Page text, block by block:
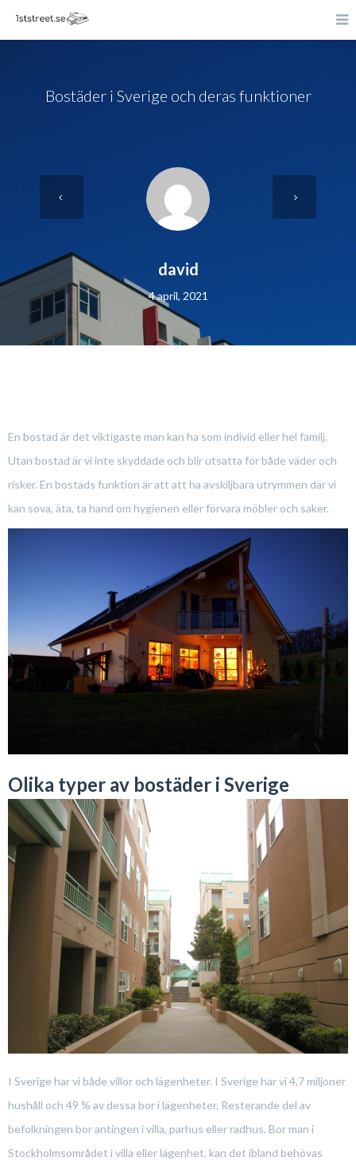
Bostäder i Sverige och deras funktioner
david
4 april, 2021
En bostad är det viktigaste man kan ha som individ eller hel familj.
Utan bostad är vi inte skyddade och blir utsatta för både väder och
risker. En bostads funktion är att att ha avskiljbara utrymmen där vi
kan sova, äta, ta hand om hygienen eller förvara möbler och saker.
Olika typer av bostäder i Sverige
I Sverige har vi både villor och lägenheter. I Sverige har vi 4,7 miljoner
hushåll och 49 % av dessa bor i lägenheter. Resterande del av
befolkningen bor antingen i villa, parhus eller radhus. Bor man i
Stockholmsområdet i villa eller lägenhet, kan det ibland behövas